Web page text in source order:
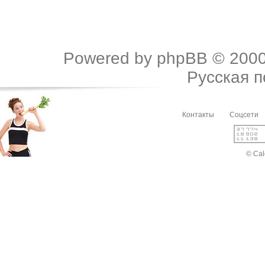
Powered by phpBB ©
Русская
Контакты Соцсети
©